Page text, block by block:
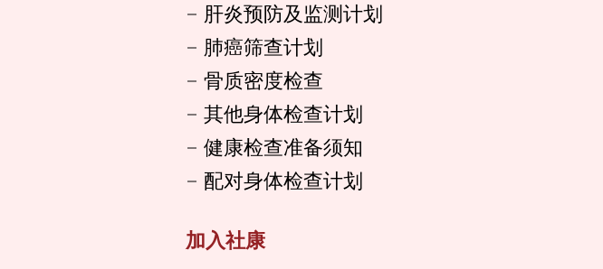
肝炎预防及监测计划
肺癌筛查计划
骨质密度检查
其他身体检查计划
健康检查准备须知
配对身体检查计划
加入社康